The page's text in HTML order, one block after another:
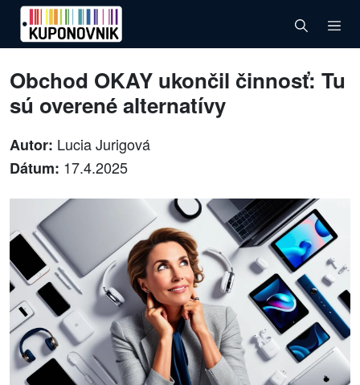
Obchod OKAY ukončil činnosť: Tu
sú overené alternatívy
Autor: Lucia Jurigová
Dátum: 17.4.2025